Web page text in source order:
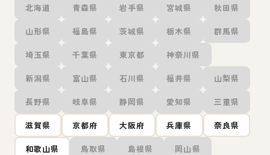
北海道 青森県 岩手県 宮城県 秋田県
山形県 福島県 茨城県 栃木県 群馬県
埼玉県 千葉県 東京都 神奈川県
新潟県 富山県 石川県 福井県 山梨県
長野県 岐阜県 静岡県 愛知県 三重県
滋賀県 京都府 大阪府 兵庫県 奈良県
和歌山県 鳥取県 島根県 岡山県